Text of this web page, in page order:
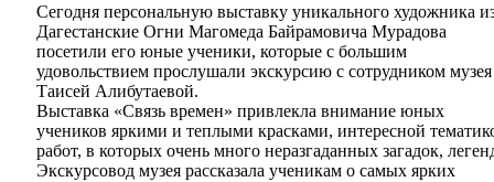
Сегодня персональную выставку уникального художника
Дагестанские Огни Магомеда Байрамовича Мурадова
посетили его юные ученики, которые с большим
удовольствием прослушали экскурсию с сотрудником музея
Таисей Алибутаевой.
Выставка «Связь времен» привлекла внимание юных
учеников яркими и теплыми красками, интересной
работ, в которых очень много неразгаданных загадок,
Экскурсовод музея рассказала ученикам о самых ярких